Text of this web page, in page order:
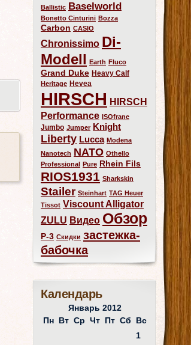
Ballistic Baselworld
Bonetto Cinturini Bozza
Carbon CASIO
Chronissimo Di-
Modell Earth Fluco
Grand Duke Heavy Calf
Heritage Hevea
HIRSCH HIRSCH
Performance ISOfrane
Jumbo Jumper Knight
Liberty Lucca Modena
Nanotech NATO Othello
Professional Pure Rhein Fils
RIOS1931 Sharkskin
Stailer Steinhart TAG Heuer
Tissot Viscount Alligator
ZULU Видео Обзор
Р-3 Скидки застежка-
бабочка
Календарь
Январь 2012
Пн Вт Ср Чт Пт Сб
Вс
1